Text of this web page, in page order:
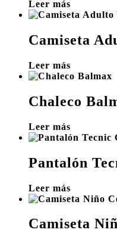
Leer más
Camiseta
Leer más
Chaleco
Leer más
Pantalón
Leer más
Camiseta